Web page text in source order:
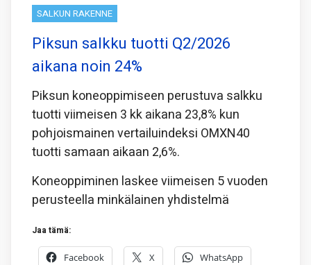
SALKUN RAKENNE
Piksun salkku tuotti Q2/2026
aikana noin 24%
Piksun koneoppimiseen perustuva salkku
tuotti viimeisen 3 kk aikana 23,8% kun
pohjoismainen vertailuindeksi OMXN40
tuotti samaan aikaan 2,6%.
Koneoppiminen laskee viimeisen 5 vuoden
perusteella minkälainen yhdistelmä
Jaa tämä:
Facebook X WhatsApp